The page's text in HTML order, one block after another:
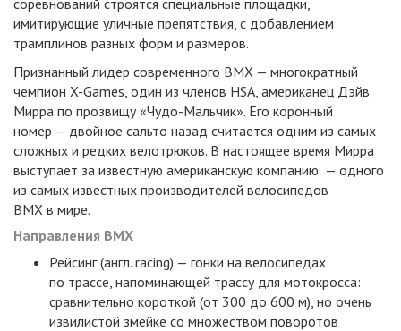
соревнований строятся специальные площадки,
имитирующие уличные препятствия, с добавлением
трамплинов разных форм и размеров.
Признанный лидер современного BMX — многократный
чемпион X-Games, один из членов HSA, американец Дэйв
Мирра по прозвищу«Чудо-Мальчик». Его коронный
номер — двойное сальто назад считается одним из самых
сложных и редких велотрюков. В настоящее время Мирра
выступает за известную американскую компанию — одного
из самых известных производителей велосипедов
BMX в мире.
Направления BMX
Рейсинг (англ. racing) — гонки на велосипедах
по трассе, напоминающей трассу для мотокросса:
сравнительно короткой (от 300 до 600 м), но очень
извилистой змейке со множеством поворотов